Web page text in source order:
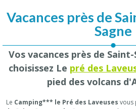
Vacances près de
Sagne
Vos vacances près de
choisissez Le pré des
pied des volcans
Le Camping*** le Pré des Laveuses vous